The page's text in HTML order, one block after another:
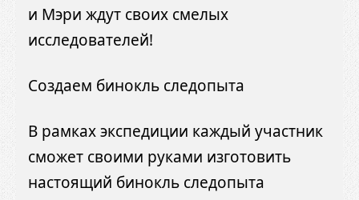
и Мэри ждут своих смелых
исследователей!
Создаем бинокль следопыта
В рамках экспедиции каждый участник
сможет своими руками изготовить
настоящий бинокль следопыта